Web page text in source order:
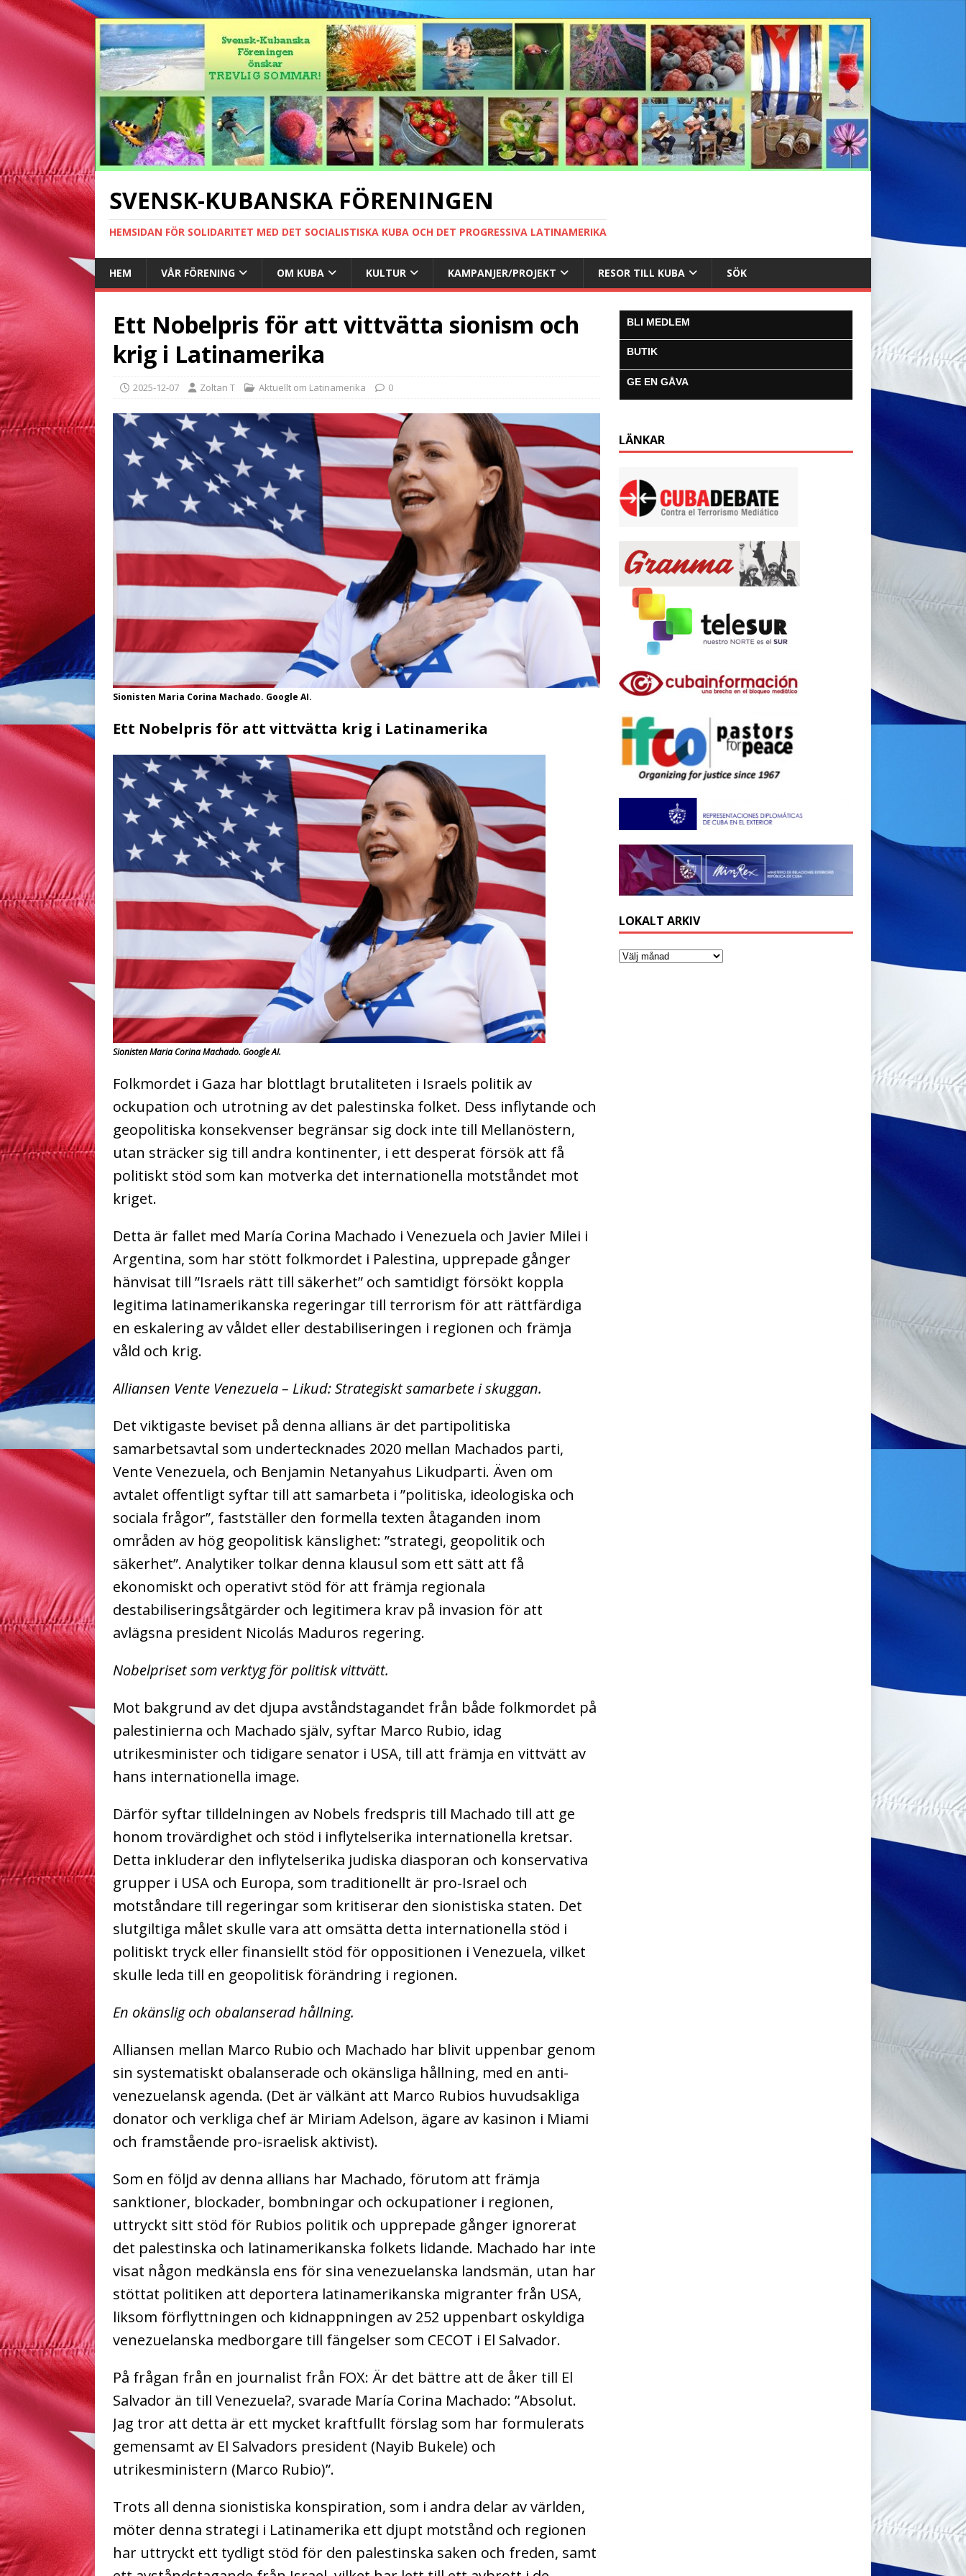
SVENSK-KUBANSKA FÖRENINGEN
HEMSIDAN FÖR SOLIDARITET MED DET SOCIALISTISKA KUBA OCH DET PROGRESSIVA LATINAMERIKA
HEM VÅR FÖRENING OM KUBA KULTUR KAMPANJER/PROJEKT RESOR TILL KUBA SÖK
Ett Nobelpris för att vittvätta sionism och
krig i Latinamerika
2025-12-07 Zoltan T Aktuellt om Latinamerika 0
Sionisten Maria Corina Machado. Google AI.
Ett Nobelpris för att vittvätta krig i Latinamerika
Sionisten Maria Corina Machado. Google AI.
Folkmordet i Gaza har blottlagt brutaliteten i Israels politik av
ockupation och utrotning av det palestinska folket. Dess inflytande och
geopolitiska konsekvenser begränsar sig dock inte till Mellanöstern,
utan sträcker sig till andra kontinenter, i ett desperat försök att få
politiskt stöd som kan motverka det internationella motståndet mot
kriget.
Detta är fallet med María Corina Machado i Venezuela och Javier Milei i
Argentina, som har stött folkmordet i Palestina, upprepade gånger
hänvisat till ”Israels rätt till säkerhet” och samtidigt försökt koppla
legitima latinamerikanska regeringar till terrorism för att rättfärdiga
en eskalering av våldet eller destabiliseringen i regionen och främja
våld och krig.
Alliansen Vente Venezuela – Likud: Strategiskt samarbete i skuggan.
Det viktigaste beviset på denna allians är det partipolitiska
samarbetsavtal som undertecknades 2020 mellan Machados parti,
Vente Venezuela, och Benjamin Netanyahus Likudparti. Även om
avtalet offentligt syftar till att samarbeta i ”politiska, ideologiska och
sociala frågor”, fastställer den formella texten åtaganden inom
områden av hög geopolitisk känslighet: ”strategi, geopolitik och
säkerhet”. Analytiker tolkar denna klausul som ett sätt att få
ekonomiskt och operativt stöd för att främja regionala
destabiliseringsåtgärder och legitimera krav på invasion för att
avlägsna president Nicolás Maduros regering.
Nobelpriset som verktyg för politisk vittvätt.
Mot bakgrund av det djupa avståndstagandet från både folkmordet på
palestinierna och Machado själv, syftar Marco Rubio, idag
utrikesminister och tidigare senator i USA, till att främja en vittvätt av
hans internationella image.
Därför syftar tilldelningen av Nobels fredspris till Machado till att ge
honom trovärdighet och stöd i inflytelserika internationella kretsar.
Detta inkluderar den inflytelserika judiska diasporan och konservativa
grupper i USA och Europa, som traditionellt är pro-Israel och
motståndare till regeringar som kritiserar den sionistiska staten. Det
slutgiltiga målet skulle vara att omsätta detta internationella stöd i
politiskt tryck eller finansiellt stöd för oppositionen i Venezuela, vilket
skulle leda till en geopolitisk förändring i regionen.
En okänslig och obalanserad hållning.
Alliansen mellan Marco Rubio och Machado har blivit uppenbar genom
sin systematiskt obalanserade och okänsliga hållning, med en anti-
venezuelansk agenda. (Det är välkänt att Marco Rubios huvudsakliga
donator och verkliga chef är Miriam Adelson, ägare av kasinon i Miami
och framstående pro-israelisk aktivist).
Som en följd av denna allians har Machado, förutom att främja
sanktioner, blockader, bombningar och ockupationer i regionen,
uttryckt sitt stöd för Rubios politik och upprepade gånger ignorerat
det palestinska och latinamerikanska folkets lidande. Machado har inte
visat någon medkänsla ens för sina venezuelanska landsmän, utan har
stöttat politiken att deportera latinamerikanska migranter från USA,
liksom förflyttningen och kidnappningen av 252 uppenbart oskyldiga
venezuelanska medborgare till fängelser som CECOT i El Salvador.
På frågan från en journalist från FOX: Är det bättre att de åker till El
Salvador än till Venezuela?, svarade María Corina Machado: ”Absolut.
Jag tror att detta är ett mycket kraftfullt förslag som har formulerats
gemensamt av El Salvadors president (Nayib Bukele) och
utrikesministern (Marco Rubio)”.
Trots all denna sionistiska konspiration, som i andra delar av världen,
möter denna strategi i Latinamerika ett djupt motstånd och regionen
har uttryckt ett tydligt stöd för den palestinska saken och freden, samt
BLI MEDLEM
BUTIK
GE EN GÅVA
LÄNKAR
LOKALT ARKIV